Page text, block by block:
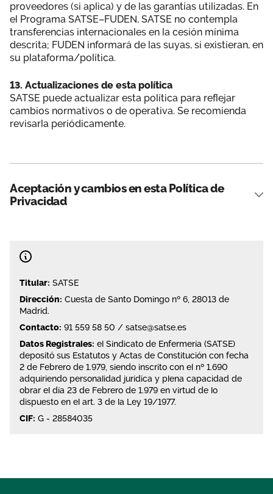
proveedores (si aplica) y de las garantías utilizadas. En
el Programa SATSE–FUDEN, SATSE no contempla
transferencias internacionales en la cesión mínima
descrita; FUDEN informará de las suyas, si existieran, en
su plataforma/política.
13. Actualizaciones de esta política
SATSE puede actualizar esta política para reflejar
cambios normativos o de operativa. Se recomienda
revisarla periódicamente.
Aceptación y cambios en esta Política de
Privacidad
Titular: SATSE
Dirección: Cuesta de Santo Domingo nº 6, 28013 de
Madrid.
Contacto: 91 559 58 50 / satse@satse.es
Datos Registrales: el Sindicato de Enfermería (SATSE)
depositó sus Estatutos y Actas de Constitución con fecha
2 de Febrero de 1.979, siendo inscrito con el nº 1.690
adquiriendo personalidad jurídica y plena capacidad de
obrar el día 23 de Febrero de 1.979 en virtud de lo
dispuesto en el art. 3 de la Ley 19/1977.
CIF: G - 28584035